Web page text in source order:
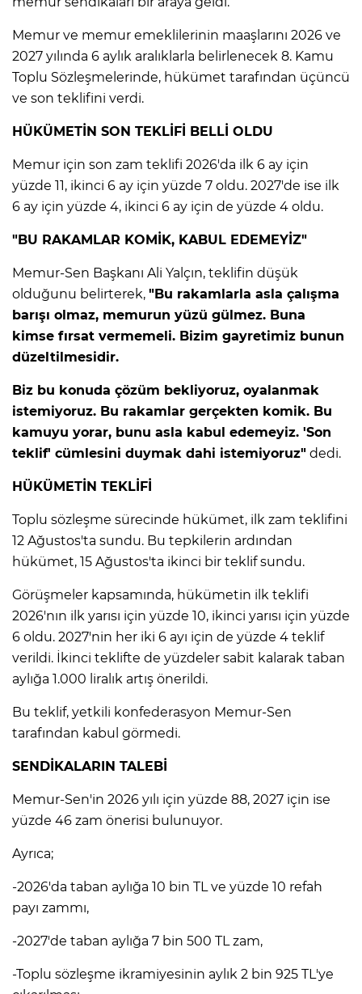
Memur ve memur emeklilerinin maaşlarını 2026 ve
2027 yılında 6 aylık aralıklarla belirlenecek 8. Kamu
Toplu Sözleşmelerinde, hükümet tarafından üçüncü
ve son teklifini verdi.
HÜKÜMETİN SON TEKLİFİ BELLİ OLDU
Memur için son zam teklifi 2026'da ilk 6 ay için
yüzde 11, ikinci 6 ay için yüzde 7 oldu. 2027'de ise ilk
6 ay için yüzde 4, ikinci 6 ay için de yüzde 4 oldu.
"BU RAKAMLAR KOMİK, KABUL EDEMEYİZ"
Memur-Sen Başkanı Ali Yalçın, teklifin düşük
olduğunu belirterek, "Bu rakamlarla asla çalışma
barışı olmaz, memurun yüzü gülmez. Buna
kimse fırsat vermemeli. Bizim gayretimiz bunun
düzeltilmesidir.
Biz bu konuda çözüm bekliyoruz, oyalanmak
istemiyoruz. Bu rakamlar gerçekten komik. Bu
kamuyu yorar, bunu asla kabul edemeyiz. 'Son
teklif' cümlesini duymak dahi istemiyoruz" dedi.
HÜKÜMETİN TEKLİFİ
Toplu sözleşme sürecinde hükümet, ilk zam teklifini
12 Ağustos'ta sundu. Bu tepkilerin ardından
hükümet, 15 Ağustos'ta ikinci bir teklif sundu.
Görüşmeler kapsamında, hükümetin ilk teklifi
2026'nın ilk yarısı için yüzde 10, ikinci yarısı için yüzde
6 oldu. 2027'nin her iki 6 ayı için de yüzde 4 teklif
verildi. İkinci teklifte de yüzdeler sabit kalarak taban
aylığa 1.000 liralık artış önerildi.
Bu teklif, yetkili konfederasyon Memur-Sen
tarafından kabul görmedi.
SENDİKALARIN TALEBİ
Memur-Sen'in 2026 yılı için yüzde 88, 2027 için ise
yüzde 46 zam önerisi bulunuyor.
Ayrıca;
-2026'da taban aylığa 10 bin TL ve yüzde 10 refah
payı zammı,
-2027'de taban aylığa 7 bin 500 TL zam,
-Toplu sözleşme ikramiyesinin aylık 2 bin 925 TL'ye